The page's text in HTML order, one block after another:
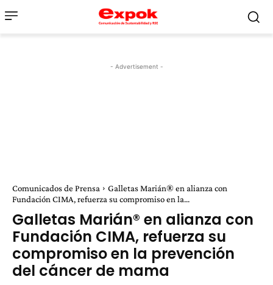
- Advertisement -
Comunicados de Prensa
Galletas Marián® en alianza con
Fundación CIMA, refuerza su compromiso en la...
Galletas Marián® en alianza con
Fundación CIMA, refuerza su
compromiso en la prevención
del cáncer de mama